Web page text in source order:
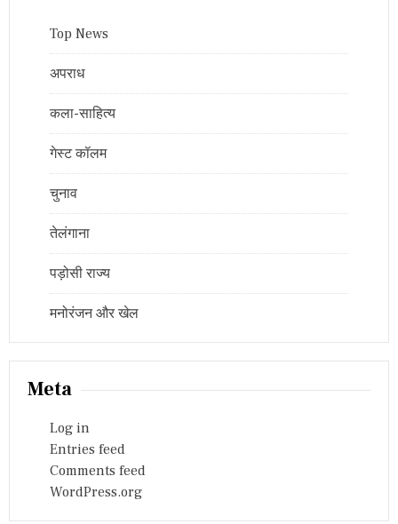
Top News
अपराध
कला-साहित्य
गेस्ट कॉलम
चुनाव
तेलंगाना
पड़ोसी राज्य
मनोरंजन और खेल
Meta
Log in
Entries feed
Comments feed
WordPress.org